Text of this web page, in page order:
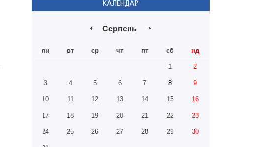
КАЛЕНДАР
Серпень
пн вт ср чт пт сб нд
1 2
3 4 5 6 7 8 9
10 11 12 13 14 15 16
17 18 19 20 21 22 23
24 25 26 27 28 29 30